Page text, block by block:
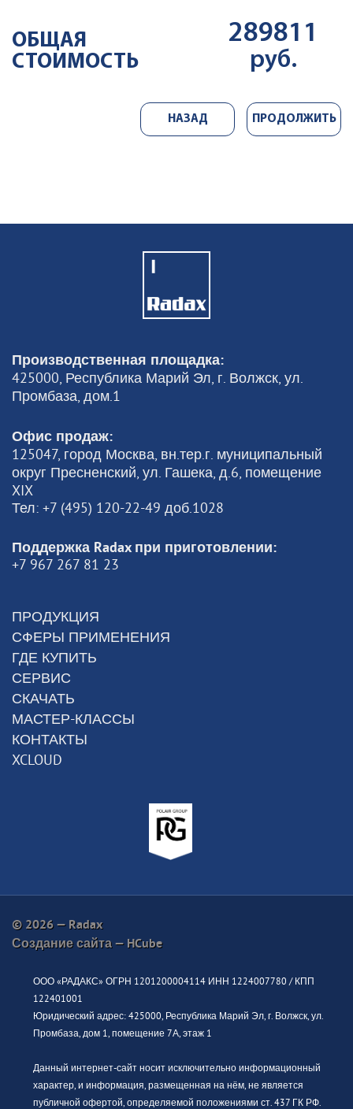
ASWT01
ОБЩАЯ
СТОИМОСТЬ
289811
руб.
НАЗАД ПРОДОЛЖИТЬ
Производственная площадка:
425000, Республика Марий Эл, г. Волжск, ул.
Промбаза, дом.1
Офис продаж:
125047, город Москва, вн.тер.г. муниципальный
округ Пресненский, ул. Гашека, д.6, помещение
XIX
Тел: +7 (495) 120-22-49 доб.1028
Поддержка Radax при приготовлении:
+7 967 267 81 23
ПРОДУКЦИЯ
СФЕРЫ ПРИМЕНЕНИЯ
ГДЕ КУПИТЬ
СЕРВИС
СКАЧАТЬ
МАСТЕР-КЛАССЫ
КОНТАКТЫ
XCLOUD
© 2026 — Radax
Создание сайта —HCube
ООО «РАДАКС» ОГРН 1201200004114 ИНН 1224007780 / КПП
122401001
Юридический адрес: 425000, Республика Марий Эл, г. Волжск, ул.
Промбаза, дом 1, помещение 7А, этаж 1
Данный интернет-сайт носит исключительно информационный
характер, и информация, размещенная на нём, не является
публичной офертой, определяемой положениями ст. 437 ГК РФ.